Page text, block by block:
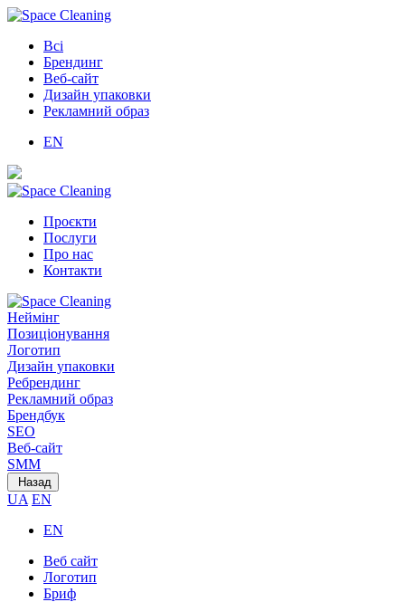
Всі
Брендинг
Веб-сайт
Дизайн упаковки
Рекламний образ
EN
Проєкти
Послуги
Про нас
Контакти
Неймінг
Позиціонування
Логотип
Дизайн упаковки
Ребрендинг
Рекламний образ
Брендбук
SEO
Веб-сайт
SMM
Назад
UA EN
EN
Веб сайт
Логотип
Бриф